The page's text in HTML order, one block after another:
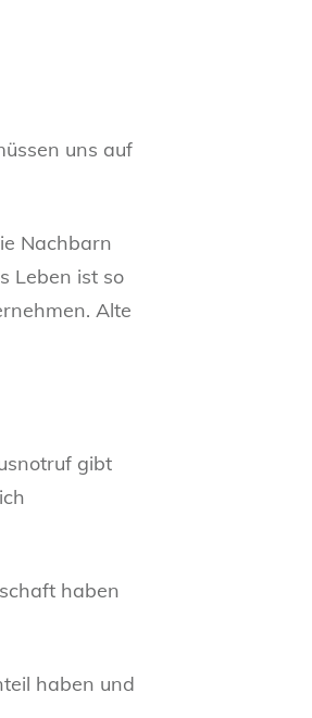
uns auf
Nachbarn
Leben ist so
Alte
gibt
haben
haben und